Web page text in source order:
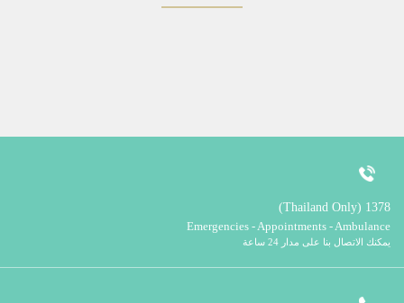
1378 (Thailand Only)
Emergencies - Appointments - Ambulance
يمكنك الاتصال بنا على مدار 24 ساعة